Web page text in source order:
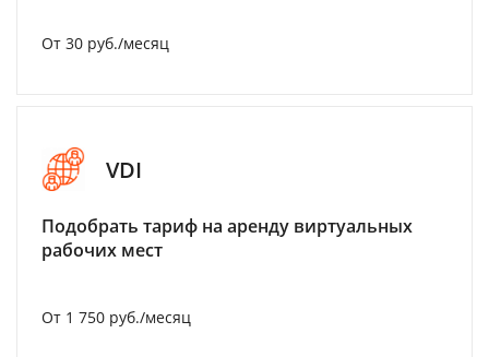
От 30 руб./месяц
VDI
Подобрать тариф на аренду виртуальных
рабочих мест
От 1 750 руб./месяц